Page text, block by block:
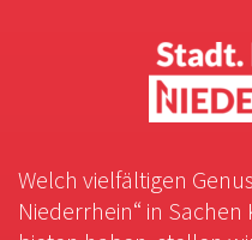
Welch vielfältigen
Niederrhein“ in